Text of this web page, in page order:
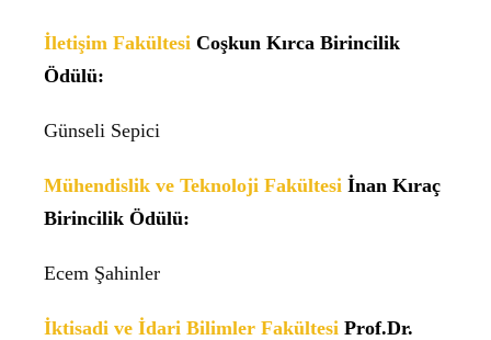
İletişim Fakültesi Coşkun Kırca Birincilik
Ödülü:
Günseli Sepici
Mühendislik ve Teknoloji Fakültesi İnan Kıraç
Birincilik Ödülü:
Ecem Şahinler
İktisadi ve İdari Bilimler Fakültesi Prof.Dr.